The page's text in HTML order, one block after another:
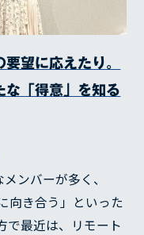
望に応えたり。
な「得意」を知る
ンバーが多く、
向き合う」といった
で最近は、リモート